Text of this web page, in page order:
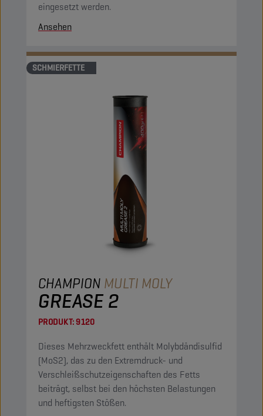
eingesetzt werden.
Ansehen
SCHMIERFETTE
CHAMPION MULTI MOLY
GREASE 2
PRODUKT:9120
Dieses Mehrzweckfett enthält Molybdändisulfid
(MoS2), das zu den Extremdruck- und
Verschleißschutzeigenschaften des Fetts
beiträgt, selbst bei den höchsten Belastungen
und heftigsten Stößen.